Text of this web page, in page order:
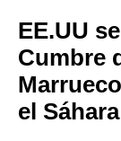
EE.UU
Cumbre
el